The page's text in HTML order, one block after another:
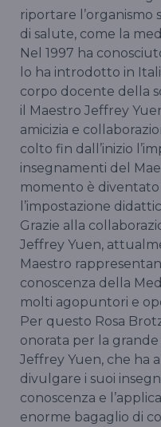
riportare l’organismo
di salute, come la
Nel 1997 ha
lo ha introdotto in
corpo docente della
il Maestro Jeffrey
amicizia e
colto fin dall’inizio
insegnamenti del
momento è
l’impostazione
Grazie alla
Jeffrey Yuen,
Maestro
conoscenza della
molti agopuntori e
Per questo Rosa
onorata per la
Jeffrey Yuen, che ha
divulgare i suoi
conoscenza e
enorme bagaglio di